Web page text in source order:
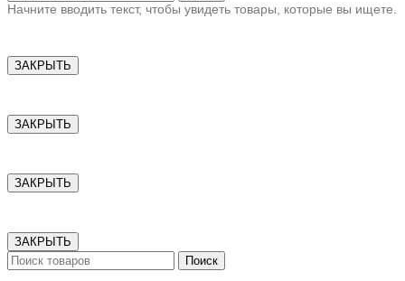
Начните вводить текст, чтобы увидеть товары, которые вы ищете.
ЗАКРЫТЬ
ЗАКРЫТЬ
ЗАКРЫТЬ
ЗАКРЫТЬ
Поиск